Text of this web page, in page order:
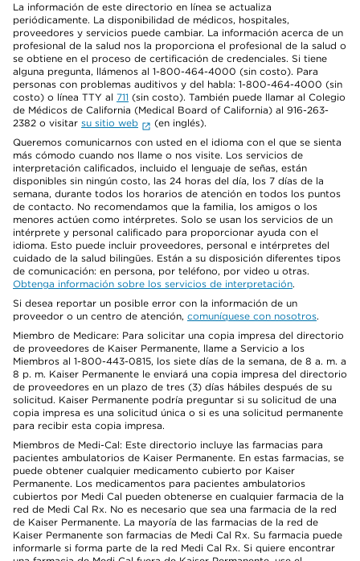
La información de este directorio en línea se actualiza
periódicamente. La disponibilidad de médicos, hospitales,
proveedores y servicios puede cambiar. La información acerca de un
profesional de la salud nos la proporciona el profesional de la salud o
se obtiene en el proceso de certificación de credenciales. Si tiene
alguna pregunta, llámenos al 1-800-464-4000 (sin costo). Para
personas con problemas auditivos y del habla: 1-800-464-4000 (sin
costo) o línea TTY al 711 (sin costo). También puede llamar al Colegio
de Médicos de California (Medical Board of California) al 916-263-
2382 o visitar su sitio web
(en inglés).
Queremos comunicarnos con usted en el idioma con el que se sienta
más cómodo cuando nos llame o nos visite. Los servicios de
interpretación calificados, incluido el lenguaje de señas, están
disponibles sin ningún costo, las 24 horas del día, los 7 días de la
semana, durante todos los horarios de atención en todos los puntos
de contacto. No recomendamos que la familia, los amigos o los
menores actúen como intérpretes. Solo se usan los servicios de un
intérprete y personal calificado para proporcionar ayuda con el
idioma. Esto puede incluir proveedores, personal e intérpretes del
cuidado de la salud bilingües. Están a su disposición diferentes tipos
de comunicación: en persona, por teléfono, por video u otras.
Obtenga información sobre los servicios de interpretación.
Si desea reportar un posible error con la información de un
proveedor o un centro de atención, comuníquese con nosotros.
Miembro de Medicare: Para solicitar una copia impresa del directorio
de proveedores de Kaiser Permanente, llame a Servicio a los
Miembros al 1-800-443-0815, los siete días de la semana, de 8 a. m. a
8 p. m. Kaiser Permanente le enviará una copia impresa del directorio
de proveedores en un plazo de tres (3) días hábiles después de su
solicitud. Kaiser Permanente podría preguntar si su solicitud de una
copia impresa es una solicitud única o si es una solicitud permanente
para recibir esta copia impresa.
Miembros de Medi-Cal: Este directorio incluye las farmacias para
pacientes ambulatorios de Kaiser Permanente. En estas farmacias, se
puede obtener cualquier medicamento cubierto por Kaiser
Permanente. Los medicamentos para pacientes ambulatorios
cubiertos por Medi Cal pueden obtenerse en cualquier farmacia de la
red de Medi Cal Rx. No es necesario que sea una farmacia de la red
de Kaiser Permanente. La mayoría de las farmacias de la red de
Kaiser Permanente son farmacias de Medi Cal Rx. Su farmacia puede
informarle si forma parte de la red Medi Cal Rx. Si quiere encontrar